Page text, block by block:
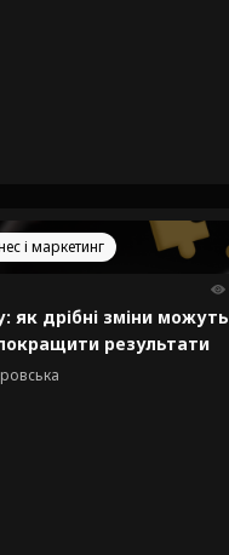
і маркетинг
як дрібні зміни можуть
результати